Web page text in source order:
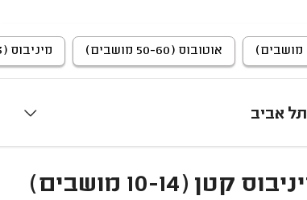
אוטובוס (50-60 מושבים) מיניבוס (14-23 מושבים)
תל אביב